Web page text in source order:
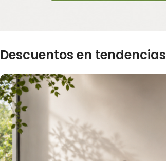
Descuentos en tendencias